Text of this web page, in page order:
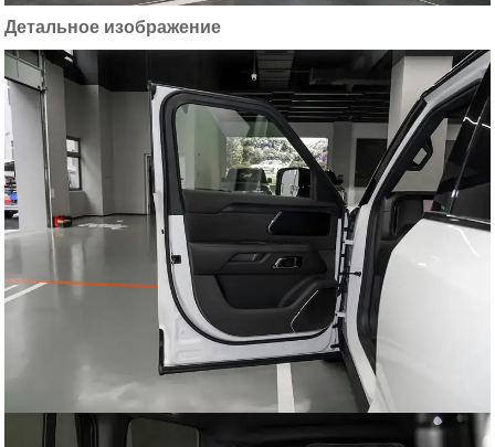
Детальное изображение